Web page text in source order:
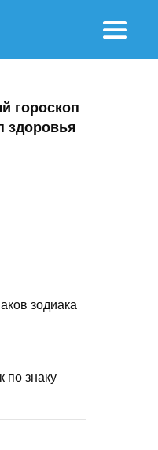
гороскоп
здоровья
зодиака
по знаку